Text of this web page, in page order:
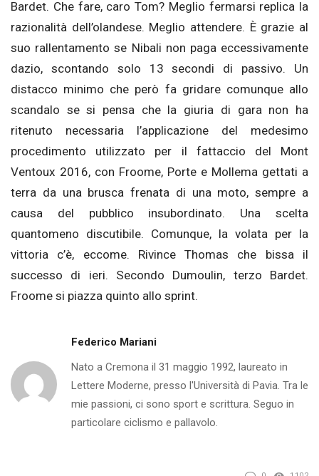
Bardet. Che fare, caro Tom? Meglio fermarsi replica la
razionalità dell’olandese. Meglio attendere. È grazie al
suo rallentamento se Nibali non paga eccessivamente
dazio, scontando solo 13 secondi di passivo. Un
distacco minimo che però fa gridare comunque allo
scandalo se si pensa che la giuria di gara non ha
ritenuto necessaria l’applicazione del medesimo
procedimento utilizzato per il fattaccio del Mont
Ventoux 2016, con Froome, Porte e Mollema gettati a
terra da una brusca frenata di una moto, sempre a
causa del pubblico insubordinato. Una scelta
quantomeno discutibile. Comunque, la volata per la
vittoria c’è, eccome. Rivince Thomas che bissa il
successo di ieri. Secondo Dumoulin, terzo Bardet.
Froome si piazza quinto allo sprint.
Federico Mariani
Nato a Cremona il 31 maggio 1992, laureato in
Lettere Moderne, presso l'Università di Pavia. Tra le
mie passioni, ci sono sport e scrittura. Seguo in
particolare ciclismo e pallavolo.